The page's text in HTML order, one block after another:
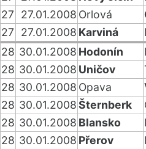
27
27.01.2008 Orlová
27
27.01.2008 Karviná
28 30.01.2008 Hodonín
28 30.01.2008 Uničov
28 30.01.2008 Opava
28 30.01.2008Šternberk
28 30.01.2008 Blansko
28 30.01.2008 Přerov